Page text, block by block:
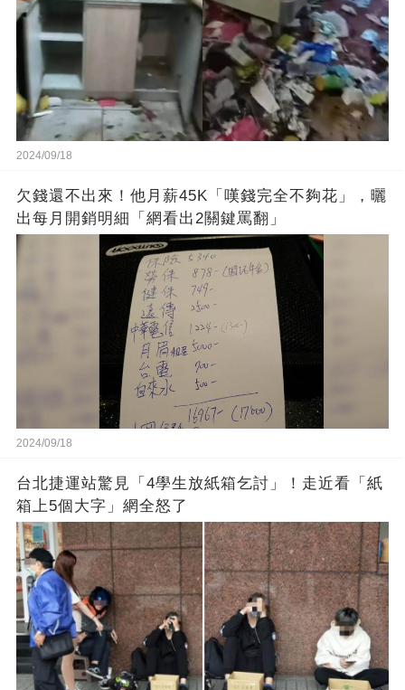
2024/09/18
欠錢還不出來！他月薪45K「嘆錢完全不夠花」，曬
出每月開銷明細「網看出2關鍵罵翻」
2024/09/18
台北捷運站驚見「4學生放紙箱乞討」！走近看「紙
箱上5個大字」網全怒了